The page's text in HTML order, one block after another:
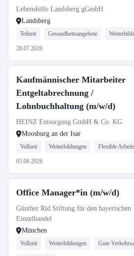
Lebenshilfe Landsberg gGmbH
Landsberg
Teilzeit Gesundheitsangebote
28.07.2026
Kaufmännischer Mitarbeiter
Entgeltabrechnung /
Lohnbuchhaltung (m/w/d)
HEINZ Entsorgung GmbH & Co. KG
Moosburg an der Isar
Vollzeit Weiterbildungen Flexible
05.08.2026
Office Manager*in (m/w/d)
Günther Rid Stiftung für den bayerischen
Einzelhandel
München
Vollzeit Weiterbildungen Gute